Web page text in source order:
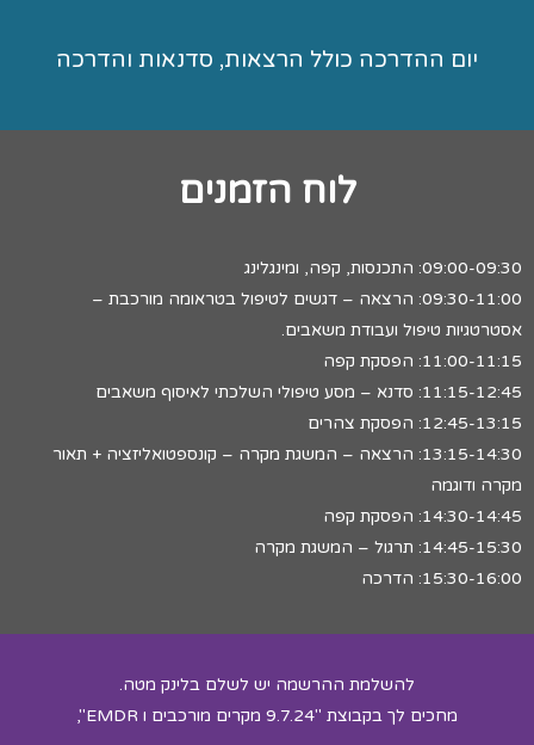
יום ההדרכה כולל הרצאות, סדנאות והדרכה
לוח הזמנים
09:00-09:30: התכנסות, קפה, ומינגלינג
09:30-11:00: הרצאה – דגשים לטיפול בטראומה מורכבת –
אסטרטגיות טיפול ועבודת משאבים.
11:00-11:15: הפסקת קפה
11:15-12:45: סדנא – מסע טיפולי השלכתי לאיסוף משאבים
12:45-13:15: הפסקת צהרים
13:15-14:30: הרצאה – המשגת מקרה – קונספטואליזציה + תאור
מקרה ודוגמה
14:30-14:45: הפסקת קפה
14:45-15:30: תרגול – המשגת מקרה
15:30-16:00: הדרכה
להשלמת ההרשמה יש לשלם בלינק מטה.
מחכים לך בקבוצת "9.7.24 מקרים מורכבים ו EMDR",